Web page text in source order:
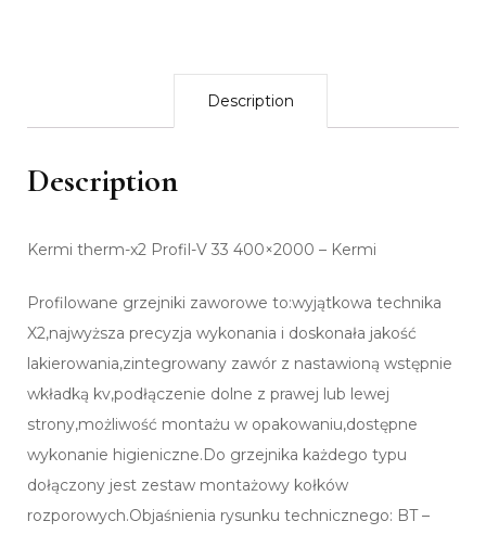
Description
Description
Kermi therm-x2 Profil-V 33 400×2000 – Kermi
Profilowane grzejniki zaworowe to:wyjątkowa technika
X2,najwyższa precyzja wykonania i doskonała jakość
lakierowania,zintegrowany zawór z nastawioną wstępnie
wkładką kv,podłączenie dolne z prawej lub lewej
strony,możliwość montażu w opakowaniu,dostępne
wykonanie higieniczne.Do grzejnika każdego typu
dołączony jest zestaw montażowy kołków
rozporowych.Objaśnienia rysunku technicznego: BT –